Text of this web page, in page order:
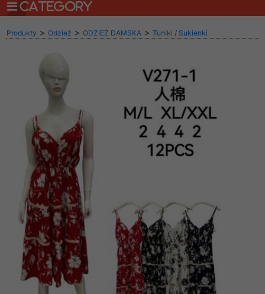
CATEGORY
Produkty > Odzież > ODZIEŻ DAMSKA > Tuniki / Sukienki